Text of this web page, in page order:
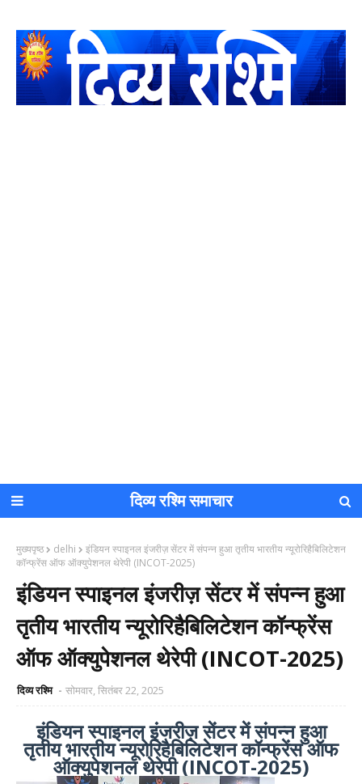
दिव्य रश्मि समाचार
मुख्यपृष्ठ delhi
इंडियन स्पाइनल इंजरीज़ सेंटर में संपन्न हुआ तृतीय भारतीय न्यूरोरिहैबिलिटेशन
कॉन्फ्रेंस ऑफ ऑक्युपेशनल थेरेपी (INCOT-2025)
इंडियन स्पाइनल इंजरीज़ सेंटर में संपन्न हुआ
तृतीय भारतीय न्यूरोरिहैबिलिटेशन कॉन्फ्रेंस
ऑफ ऑक्युपेशनल थेरेपी (INCOT-2025)
दिव्य रश्मि सोमवार, सितंबर 22, 2025
इंडियन स्पाइनल इंजरीज़ सेंटर में संपन्न हुआ
तृतीय भारतीय न्यूरोरिहैबिलिटेशन कॉन्फ्रेंस ऑफ
ऑक्युपेशनल थेरेपी (INCOT-2025)